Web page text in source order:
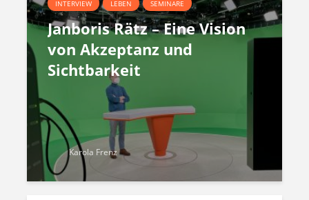
INTERVIEW LEBEN SEMINARE
Janboris Rätz – Eine Vision
von Akzeptanz und
Sichtbarkeit
Karola Frenz